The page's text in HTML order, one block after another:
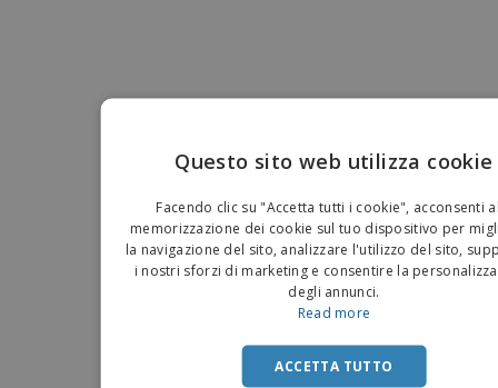
Questo sito web utilizza cookie
Facendo clic su "Accetta tutti i cookie", acconsenti
memorizzazione dei cookie sul tuo dispositivo per
la navigazione del sito, analizzare l'utilizzo del sito,
i nostri sforzi di marketing e consentire la
degli annunci.
Read more
ACCETTA TUTTO